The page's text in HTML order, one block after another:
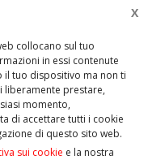
collocano sul tuo
in essi contenute
il tuo dispositivo ma non ti
liberamente prestare,
momento,
di accettare tutti i cookie
di questo sito web.
sui cookie e la nostra
X